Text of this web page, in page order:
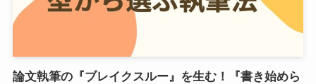
論文執筆の『ブレイクスルー』を生む！『書き始めら